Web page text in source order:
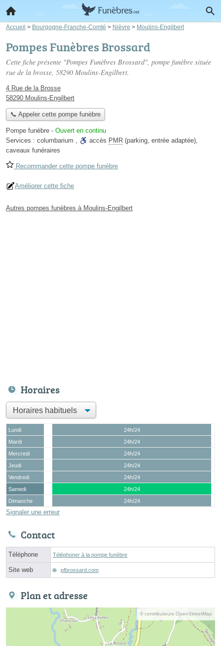
Accueil > Bourgogne-Franche-Comté > Nièvre > Moulins-Engilbert
Pompes Funèbres Brossard
Cette fiche présente "Pompes Funèbres Brossard", pompe funèbre située
rue de la brosse, 58290 Moulins-Engilbert.
4 Rue de la Brosse
58290 Moulins-Engilbert
📞 Appeler cette pompe funèbre
Pompe funèbre - Ouvert en continu
Services : columbarium , accès PMR (parking, entrée adaptée),
caveaux funéraires
Recommander cette pompe funèbre
Améliorer cette fiche
Autres pompes funèbres à Moulins-Engilbert
Horaires
Lundi
24h/24
Mardi
24h/24
Mercredi
24h/24
Jeudi
24h/24
Vendredi
24h/24
Samedi
24h/24
Dimanche
24h/24
Signaler une erreur
Contact
Téléphone Téléphoner à la pompe funèbre
Site web pfbrossard.com
Plan et adresse
© contributeurs OpenStreetMap